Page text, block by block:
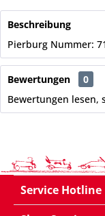
Beschreibung
Pierburg Nummer:
Bewertungen
0
Bewertungen lesen,
Service Hotline